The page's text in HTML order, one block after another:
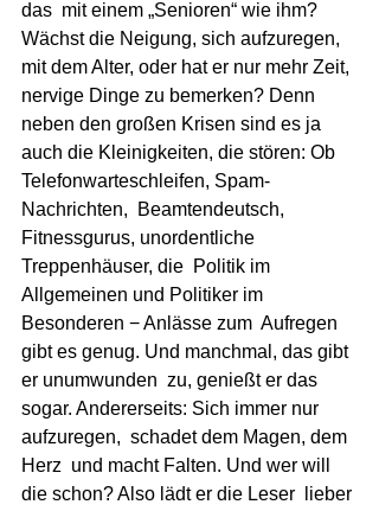
das  mit einem „Senioren“ wie ihm?
Wächst die Neigung, sich aufzuregen,
mit dem Alter, oder hat er nur mehr Zeit,
nervige Dinge zu bemerken? Denn
neben den großen Krisen sind es ja
auch die Kleinigkeiten, die stören: Ob
Telefonwarteschleifen, Spam-
Nachrichten,  Beamtendeutsch,
Fitnessgurus, unordentliche
Treppenhäuser, die  Politik im
Allgemeinen und Politiker im
Besonderen − Anlässe zum  Aufregen
gibt es genug. Und manchmal, das gibt
er unumwunden  zu, genießt er das
sogar. Andererseits: Sich immer nur
aufzuregen,  schadet dem Magen, dem
Herz  und macht Falten. Und wer will
die schon? Also lädt er die Leser  lieber